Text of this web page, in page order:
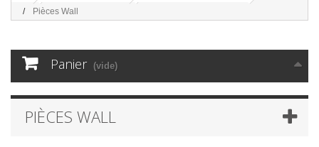
Pièces Wall
Panier (vide)
PIÈCES WALL